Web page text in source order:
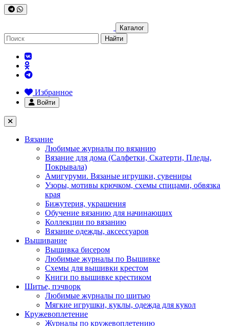
Каталог
Найти
Избранное
Войти
Вязание
Любимые журналы по вязанию
Вязание для дома (Салфетки, Скатерти, Пледы,
Покрывала)
Амигуруми. Вязаные игрушки, сувениры
Узоры, мотивы крючком, схемы спицами, обвязка
края
Бижутерия, украшения
Обучение вязанию для начинающих
Коллекции по вязанию
Вязание одежды, аксессуаров
Вышивание
Вышивка бисером
Любимые журналы по Вышивке
Схемы для вышивки крестом
Книги по вышивке крестиком
Шитье, пэчворк
Любимые журналы по шитью
Мягкие игрушки, куклы, одежда для кукол
Кружевоплетение
Журналы по кружевоплетению